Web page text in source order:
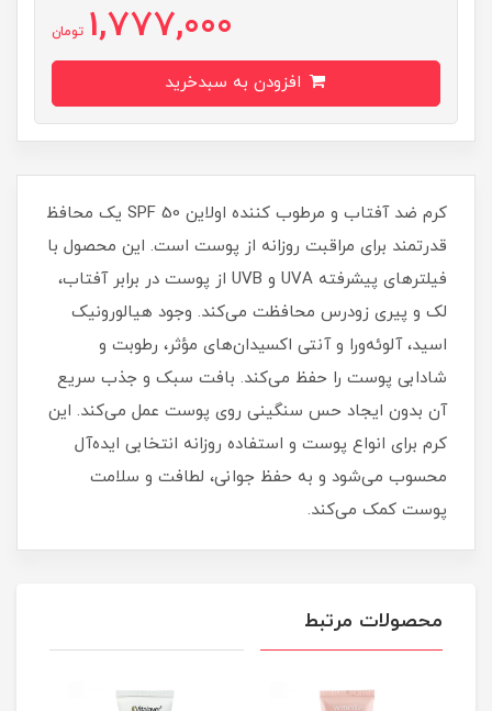
1,777,000 تومان
کرم ضد آفتاب و مرطوب کننده اولاین SPF 50 یک محافظ
قدرتمند برای مراقبت روزانه از پوست است. این محصول با
فیلترهای پیشرفته UVA و UVB از پوست در برابر آفتاب،
لک و پیری زودرس محافظت می‌کند. وجود هیالورونیک
اسید، آلوئه‌ورا و آنتی‌ اکسیدان‌های مؤثر، رطوبت و
شادابی پوست را حفظ می‌کند. بافت سبک و جذب سریع
آن بدون ایجاد حس سنگینی روی پوست عمل می‌کند. این
کرم برای انواع پوست و استفاده روزانه انتخابی ایده‌آل
محسوب می‌شود و به حفظ جوانی، لطافت و سلامت
پوست کمک می‌کند.
محصولات مرتبط